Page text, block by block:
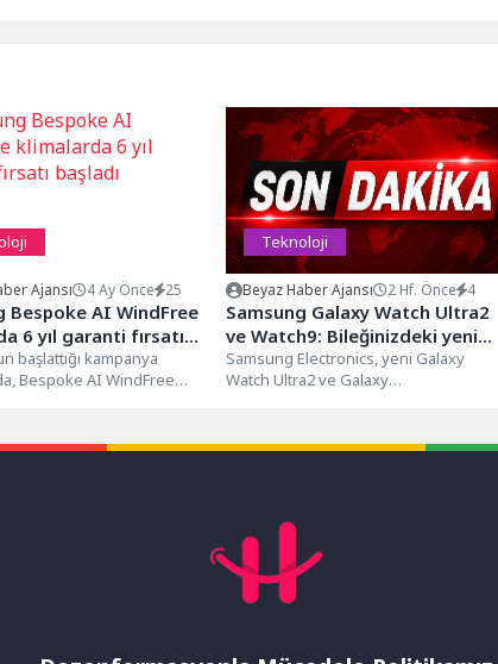
Ajansı 4 Ay Önce 25
Bespoke AI WindFree
6 yıl garanti fırsatı
başlattığı kampanya
Bespoke AI WindFree
Teknoloji
Beyaz Haber Ajansı 2 Hf. Önce 4
Samsung Galaxy Watch Ultra2
ve Watch9: Bileğinizdeki yeni
dostunuz
Samsung Electronics, yeni Galaxy
Watch Ultra2 ve Galaxy
derinlemesine erişebildiği yeni